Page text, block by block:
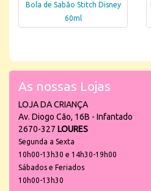
Bola de Sabão Stitch Disney
60ml
As nossas Lojas
LOJA DA CRIANÇA
Av. Diogo Cão, 16B - Infantado
2670-327 LOURES
Segunda a Sexta
10h00-13h30 e 14h30-19h00
Sábados e Feriados
10h00-13h30